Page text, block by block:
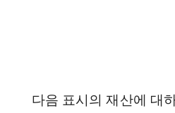
다음 표시의 재산에 대